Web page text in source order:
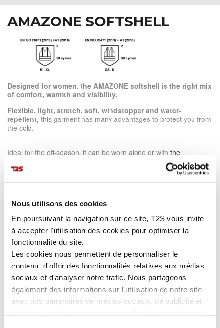
Nous utilisons des cookies
En poursuivant la navigation sur ce site, T2S vous invite
à accepter l'utilisation des cookies pour optimiser la
fonctionnalité du site.
Les cookies nous permettent de personnaliser le
contenu, d'offrir des fonctionnalités relatives aux médias
sociaux et d'analyser notre trafic. Nous partageons
également des informations sur l'utilisation de notre site
avec nos partenaires de médias sociaux, de publicité et
AMAZONE SOFTSHELL
Designed for women, the AMAZONE softshell is the right mix
of comfort, warmth and visibility.
Flexible, light, stretch, soft, windstopper and water-
repellent, this garment has many advantages to protect you from
the cold.
Ideal for the off-season, it can be worn alone or with the
LEARN MORE
Advantages
3-layers laminated softshell with repellent treatment.
Slim fit.
Side slits for greater ease of movement(sitting or standing).
Total protection against the rain:cuffs with self-fastening pull
tight tab to ajdust the softshell to your wrists, back protector,